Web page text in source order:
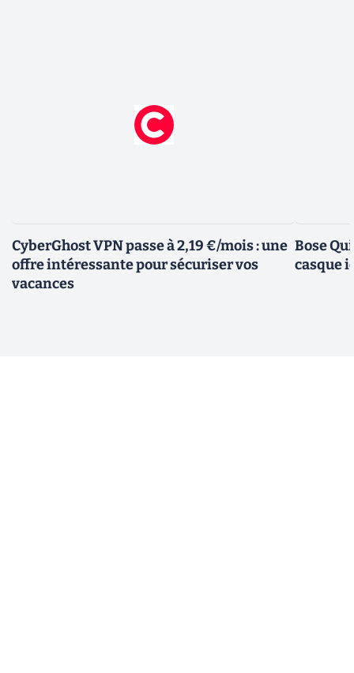
CyberGhost VPN passe à 2,19 €/mois : une
offre intéressante pour sécuriser vos
vacances
Bose
casque